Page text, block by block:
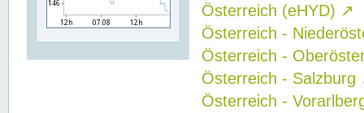
Österreich (eHYD) ↗
Österreich -
Österreich -
Österreich - Salzburg
Österreich -